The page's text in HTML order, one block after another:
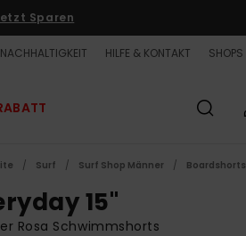
Sparen
NACHHALTIGKEIT HILFE & KONTAKT SHOPS
Surf Surf Shop Männer Boardshorts
15"
Rosa Schwimmshorts